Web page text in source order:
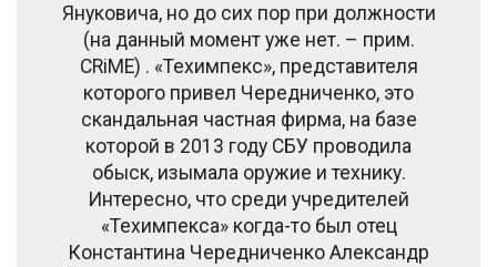
Януковича, но до сих пор при должности
(на данный момент уже нет. – прим.
CRiME) . «Техимпекс», представителя
которого привел Чередниченко, это
скандальная частная фирма, на базе
которой в 2013 году СБУ проводила
обыск, изымала оружие и технику.
Интересно, что среди учредителей
«Техимпекса» когда-то был отец
Константина Чередниченко Александр